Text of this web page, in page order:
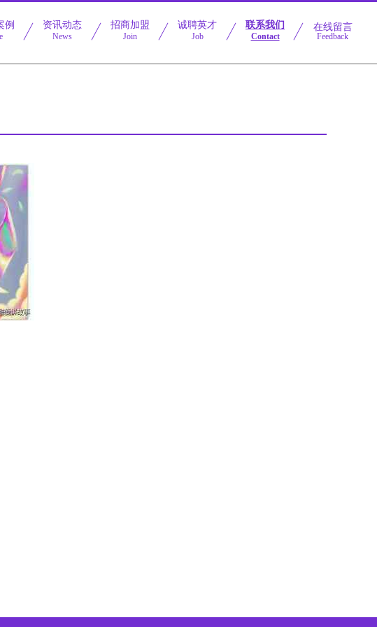
例 资讯动态
News
招商加盟
Join
诚聘英才
Job
联系我们
Contact
在线留言
Feedback